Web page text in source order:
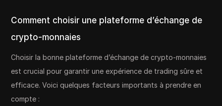
Comment choisir une plateforme d’échange de
crypto-monnaies
Choisir la bonne plateforme d’échange de crypto-monnaies
est crucial pour garantir une expérience de trading sûre et
efficace. Voici quelques facteurs importants à prendre en
compte :